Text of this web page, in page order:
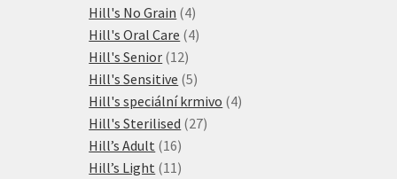
produktů
Hill's No Grain 44
produkty
Hill's Oral Care 44
Hill's Senior 1212
produktů
Hill's Sensitive 55
produktů
Hill's speciální krmivo 44
Hill's Sterilised 2727
Hill’s Adult 1616
produktů
Hill’s Light 11 11